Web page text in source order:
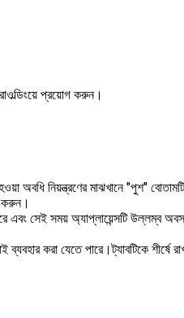
প্রয়োগ করুন।
অবধি নিয়ন্ত্রণের মাঝখানে "পুশ"
করুন।
এবং সেই সময় অ্যাপ্লায়েন্সটি উল্লম্ব
করা যেতে পারে।ট্যাবটিকে শীর্ষে